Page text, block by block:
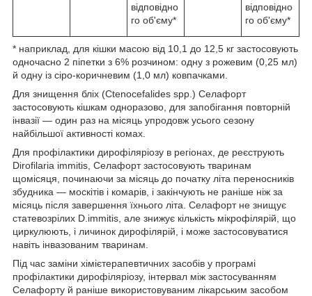
відповідно
го об'єму*
відповідно
го об'єму*
* наприклад, для кішки масою від 10,1 до 12,5 кг застосовують
одночасно 2 піпетки з 6% розчином: одну з рожевим (0,25 мл)
й одну із сіро-коричневим (1,0 мл) ковпачками.
Для знищення бліх (Ctenocefalides spp.) Селафорт
застосовують кішкам одноразово, для запобігання повторній
інвазії — один раз на місяць упродовж усього сезону
найбільшої активності комах.
Для профілактики дирофіляріозу в регіонах, де реєструють
Dirofilaria immitis, Селафорт застосовують тваринам
щомісяця, починаючи за місяць до початку літа переносників
збудника — москітів і комарів, і закінчують не раніше ніж за
місяць після завершення їхнього літа. Селафорт не знищує
статевозрілих D.immitis, але знижує кількість мікрофілярій, що
циркулюють, і личинок дирофілярій, і може застосовуватися
навіть інвазованим тваринам.
Під час заміни хімієтерапевтичних засобів у програмі
профілактики дирофіляріозу, інтервал між застосуванням
Селафорту й раніше використовуваним лікарським засобом